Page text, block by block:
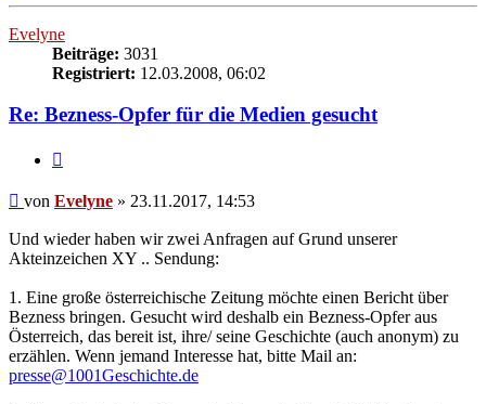
Evelyne
Beiträge: 3031
Registriert: 12.03.2008, 06:02
Re: Bezness-Opfer für die Medien gesucht
Beitrag
von Evelyne » 23.11.2017, 14:53
Und wieder haben wir zwei Anfragen auf Grund unserer
Akteinzeichen XY .. Sendung:
1. Eine große österreichische Zeitung möchte einen Bericht über
Bezness bringen. Gesucht wird deshalb ein Bezness-Opfer aus
Österreich, das bereit ist, ihre/ seine Geschichte (auch anonym) zu
erzählen. Wenn jemand Interesse hat, bitte Mail an:
presse@1001Geschichte.de